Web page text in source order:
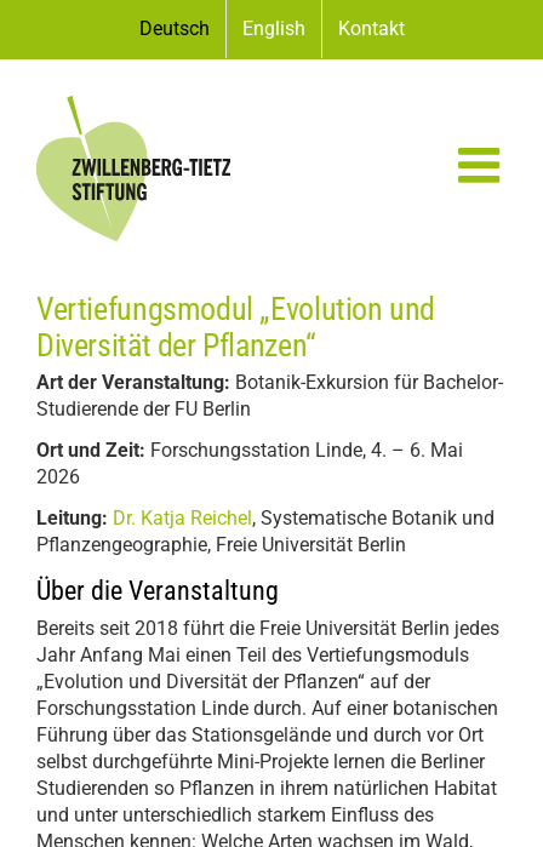
springen
Deutsch English Kontakt
Vertiefungsmodul „Evolution und
Diversität der Pflanzen“
Art der Veranstaltung: Botanik-Exkursion für Bachelor-
Studierende der FU Berlin
Ort und Zeit: Forschungsstation Linde, 4. – 6. Mai
2026
Leitung: Dr. Katja Reichel, Systematische Botanik und
Pflanzengeographie, Freie Universität Berlin
Über die Veranstaltung
Bereits seit 2018 führt die Freie Universität Berlin jedes
Jahr Anfang Mai einen Teil des Vertiefungsmoduls
„Evolution und Diversität der Pflanzen“ auf der
Forschungsstation Linde durch. Auf einer botanischen
Führung über das Stationsgelände und durch vor Ort
selbst durchgeführte Mini-Projekte lernen die Berliner
Studierenden so Pflanzen in ihrem natürlichen Habitat
und unter unterschiedlich starkem Einfluss des
Menschen kennen: Welche Arten wachsen im Wald,